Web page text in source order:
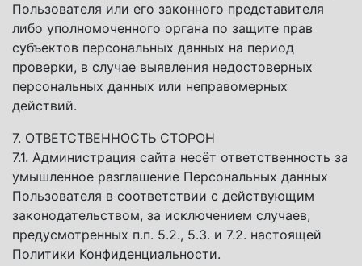
Пользователя или его законного представителя
либо уполномоченного органа по защите прав
субъектов персональных данных на период
проверки, в случае выявления недостоверных
персональных данных или неправомерных
действий.
7. ОТВЕТСТВЕННОСТЬ СТОРОН
7.1. Администрация сайта несёт ответственность за
умышленное разглашение Персональных данных
Пользователя в соответствии с действующим
законодательством, за исключением случаев,
предусмотренных п.п. 5.2., 5.3. и 7.2. настоящей
Политики Конфиденциальности.